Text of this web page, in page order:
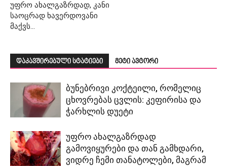
უფრო ახალგაზრდად, კანი
საოცრად ხავერდოვანი
მაქვს…
დაკავშირებული სტატიები მეტი ავტორი
ბუნებრივი კოქტეილი, რომელიც
ცხოვრებას ცვლის: კეფირისა და
ჭარხლის დუეტი
უფრო ახალგაზრდად
გამოვიყურები და თან გამხდარი,
ვიდრე ჩემი თანატოლები, მაგრამ